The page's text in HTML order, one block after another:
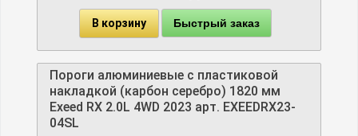
В корзину Быстрый заказ
Пороги алюминиевые с пластиковой
накладкой (карбон серебро) 1820 мм
Exeed RX 2.0L 4WD 2023 арт. EXEEDRX23-
04SL